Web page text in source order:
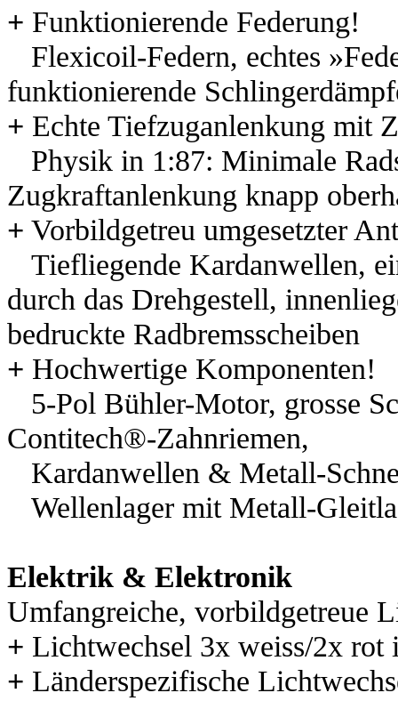
+ Funktionierende Federung!
Flexicoil-Federn, echtes
funktionierende
+ Echte Tiefzuganlenkung mit
Physik in 1:87: Minimale
Zugkraftanlenkung knapp
+ Vorbildgetreu umgesetzter
Tiefliegende Kardanwellen,
durch das Drehgestell,
bedruckte Radbremsscheiben
+ Hochwertige Komponenten!
5-Pol Bühler-Motor, grosse
Contitech®-Zahnriemen,
Kardanwellen & Metall-
Wellenlager mit Metall-
Elektrik & Elektronik
Umfangreiche, vorbildgetreue
+ Lichtwechsel 3x weiss/2x rot
+ Länderspezifische